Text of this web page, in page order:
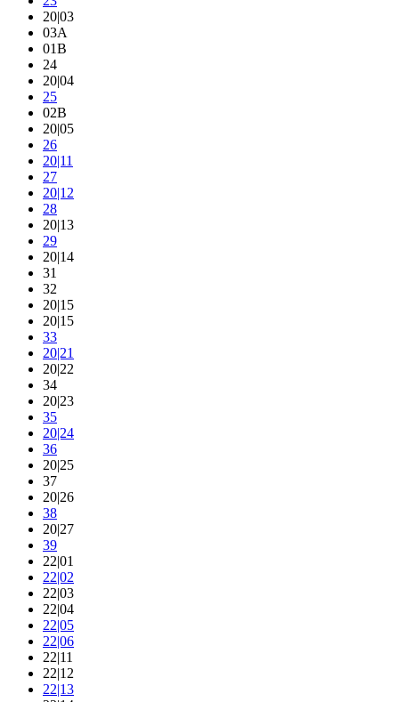
20|03
03A
01B
24
20|04
25
02B
20|05
26
20|11
27
20|12
28
20|13
29
20|14
31
32
20|15
20|15
33
20|21
20|22
34
20|23
35
20|24
36
20|25
37
20|26
38
20|27
39
22|01
22|02
22|03
22|04
22|05
22|06
22|11
22|12
22|13